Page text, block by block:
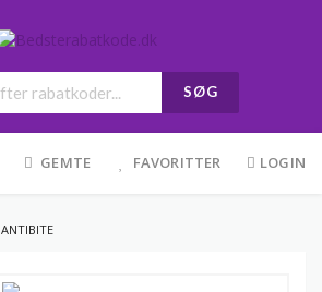
SØG
GEMTE FAVORITTER LOGIN
ANTIBITE